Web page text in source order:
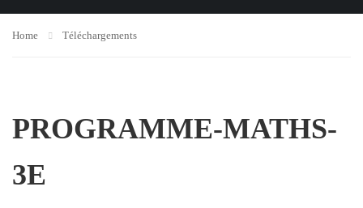
Home Téléchargements
PROGRAMME-MATHS-
3E